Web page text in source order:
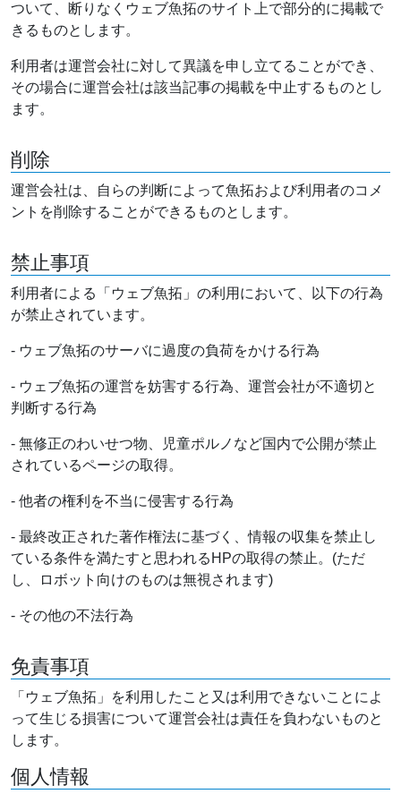
ついて、断りなくウェブ魚拓のサイト上で部分的に掲載で
きるものとします。
利用者は運営会社に対して異議を申し立てることができ、
その場合に運営会社は該当記事の掲載を中止するものとし
ます。
削除
運営会社は、自らの判断によって魚拓および利用者のコメ
ントを削除することができるものとします。
禁止事項
利用者による「ウェブ魚拓」の利用において、以下の行為
が禁止されています。
- ウェブ魚拓のサーバに過度の負荷をかける行為
- ウェブ魚拓の運営を妨害する行為、運営会社が不適切と
判断する行為
- 無修正のわいせつ物、児童ポルノなど国内で公開が禁止
されているページの取得。
- 他者の権利を不当に侵害する行為
- 最終改正された著作権法に基づく、情報の収集を禁止し
ている条件を満たすと思われるHPの取得の禁止。(ただ
し、ロボット向けのものは無視されます)
- その他の不法行為
免責事項
「ウェブ魚拓」を利用したこと又は利用できないことによ
って生じる損害について運営会社は責任を負わないものと
します。
個人情報